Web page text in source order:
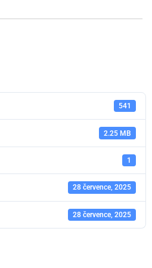
541
2.25 MB
1
28 července, 2025
28 července, 2025